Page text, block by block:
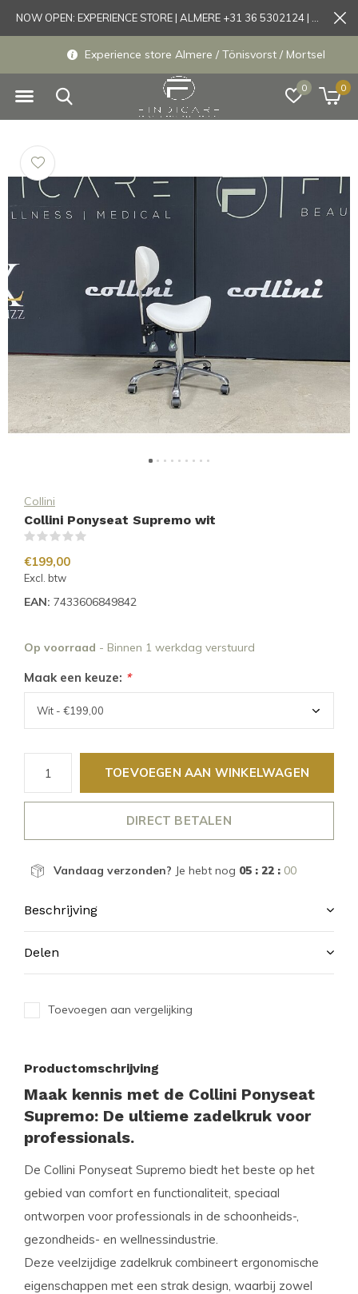
0 0
Experience store Almere / Tönisvorst / Mortsel
Collini
Collini Ponyseat Supremo wit
€199,00
Excl. btw
EAN: 7433606849842
Op voorraad - Binnen 1 werkdag verstuurd
Maak een keuze: *
TOEVOEGEN AAN WINKELWAGEN
DIRECT BETALEN
Vandaag verzonden? Je hebt nog 05 : 22 : 00
Beschrijving
Delen
Toevoegen aan vergelijking
Productomschrijving
Maak kennis met de Collini Ponyseat
Supremo: De ultieme zadelkruk voor
professionals.
De Collini Ponyseat Supremo biedt het beste op het
gebied van comfort en functionaliteit, speciaal
ontworpen voor professionals in de schoonheids-,
gezondheids- en wellnessindustrie.
Deze veelzijdige zadelkruk combineert ergonomische
eigenschappen met een strak design, waarbij zowel